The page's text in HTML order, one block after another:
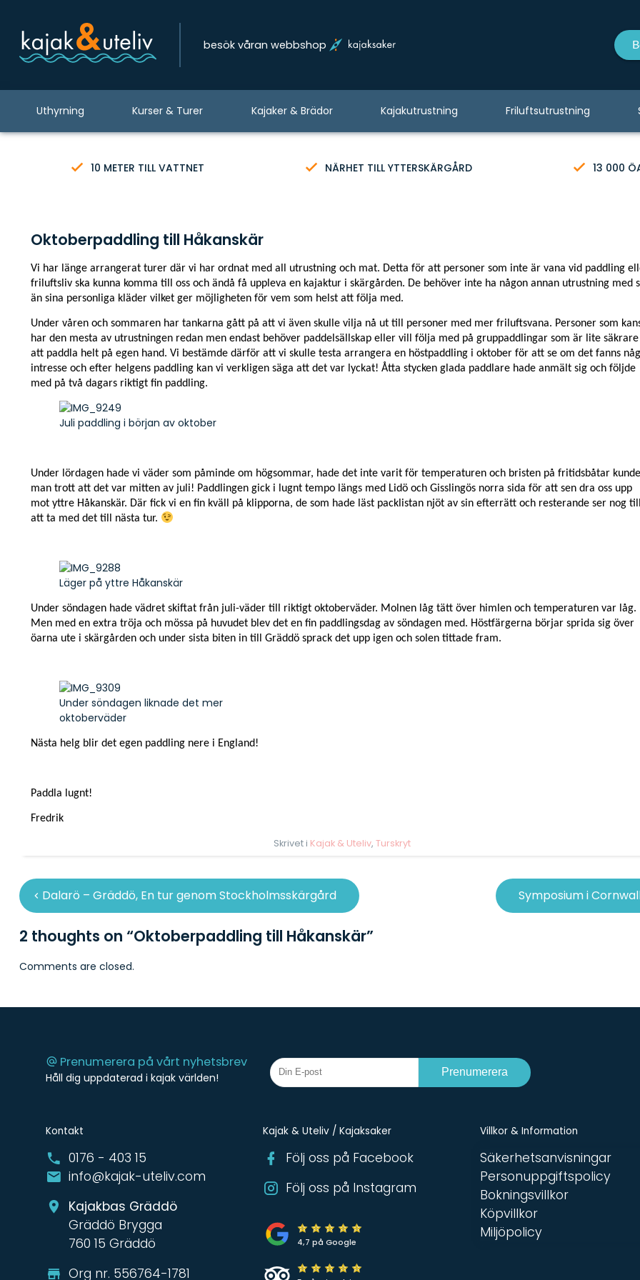
besök våran webbshop
Uthyrning Kurser & Turer Kajaker & Brädor Kajakutrustning Friluftsutrustning
10 METER TILL VATTNET NÄRHET TILL YTTERSKÄRGÅRD 13 000
Oktoberpaddling till Håkanskär
Vi har länge arrangerat turer där vi har ordnat med all utrustning och mat. Detta för att personer som inte är vana vid paddling
friluftsliv ska kunna komma till oss och ändå få uppleva en kajaktur i skärgården. De behöver inte ha någon annan utrustning med
än sina personliga kläder vilket ger möjligheten för vem som helst att följa med.
Under våren och sommaren har tankarna gått på att vi även skulle vilja nå ut till personer med mer friluftsvana. Personer som
har den mesta av utrustningen redan men endast behöver paddelsällskap eller vill följa med på gruppaddlingar som är lite
att paddla helt på egen hand. Vi bestämde därför att vi skulle testa arrangera en höstpaddling i oktober för att se om det fanns
intresse och efter helgens paddling kan vi verkligen säga att det var lyckat! Åtta stycken glada paddlare hade anmält sig och följde
med på två dagars riktigt fin paddling.
Juli paddling i början av oktober
Under lördagen hade vi väder som påminde om högsommar, hade det inte varit för temperaturen och bristen på fritidsbåtar kunde
man trott att det var mitten av juli! Paddlingen gick i lugnt tempo längs med Lidö och Gisslingös norra sida för att sen dra oss upp
mot yttre Håkanskär. Där fick vi en fin kväll på klipporna, de som hade läst packlistan njöt av sin efterrätt och resterande ser nog
att ta med det till nästa tur.
Läger på yttre Håkanskär
Under söndagen hade vädret skiftat från juli-väder till riktigt oktoberväder. Molnen låg tätt över himlen och temperaturen var låg.
Men med en extra tröja och mössa på huvudet blev det en fin paddlingsdag av söndagen med. Höstfärgerna börjar sprida sig över
öarna ute i skärgården och under sista biten in till Gräddö sprack det upp igen och solen tittade fram.
Under söndagen liknade det mer
oktoberväder
Nästa helg blir det egen paddling nere i England!
Paddla lugnt!
Fredrik
Skrivet i Kajak & Uteliv, Turskryt
Inläggsnavigering
Dalarö – Gräddö, En tur genom Stockholmsskärgård Symposium i
2 thoughts on “Oktoberpaddling till Håkanskär”
Comments are closed.
Prenumerera på vårt nyhetsbrev
Håll dig uppdaterad i kajak världen! Prenumerera
Kontakt
0176 - 403 15
info@kajak-uteliv.com
Kajakbas Gräddö
Gräddö Brygga
760 15 Gräddö
Org nr. 556764-1781
Kajak & Uteliv / Kajaksaker
Följ oss på Facebook
Följ oss på Instagram
4,7 på Google
Villkor & Information
Säkerhetsanvisningar
Personuppgiftspolicy
Bokningsvillkor
Köpvillkor
Miljöpolicy